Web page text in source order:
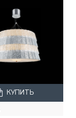
КУПИТЬ